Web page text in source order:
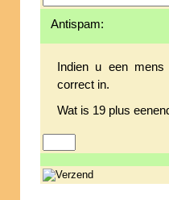
Antispam:
Indien u een
correct in.
Wat is 19 plus